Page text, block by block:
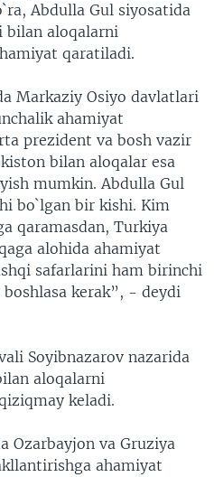
Abdulla Gul siyosatida
bilan aloqalarni
qaratiladi.
Markaziy Osiyo davlatlari
ahamiyat
prezident va bosh vazir
bilan aloqalar esa
mumkin. Abdulla Gul
bo`lgan bir kishi. Kim
qaramasdan, Turkiya
alohida ahamiyat
safarlarini ham birinchi
kerak”, - deydi
Soyibnazarov nazarida
aloqalarni
keladi.
Ozarbayjon va Gruziya
ahamiyat